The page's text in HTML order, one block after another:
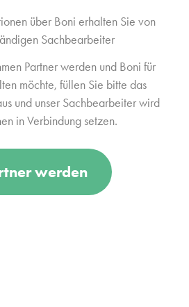
über Boni erhalten Sie von
Sachbearbeiter
Partner werden und Boni für
möchte, füllen Sie bitte das
und unser Sachbearbeiter wird
in Verbindung setzen.
werden